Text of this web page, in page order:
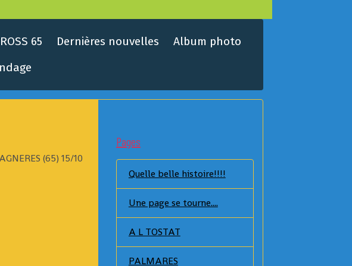
65 Dernières nouvelles
Album photo
(65) 15/10
Pages
Quelle belle histoire!!!!
Une page se tourne....
A L TOSTAT
PALMARES